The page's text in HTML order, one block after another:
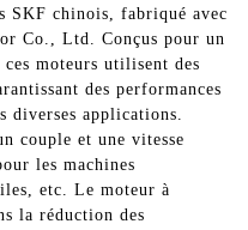
SKF chinois, fabriqué avec
Co., Ltd. Conçus pour un
moteurs utilisent des
des performances
diverses applications.
couple et une vitesse
les machines
etc. Le moteur à
la réduction des